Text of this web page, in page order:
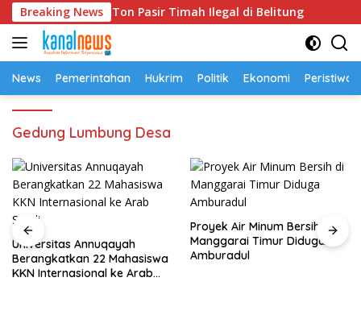
Langsung
ke
konten
Breaking News
52,5 Ton Pasir Timah Ilegal di Belitung
News Pemerintahan Hukrim Politik Ekonomi Peristiwa
Gedung Lumbung Desa
Universitas Annuqayah
Berangkatkan 22 Mahasiswa
KKN Internasional ke Arab
Proyek Air Minum Bersih di
Manggarai Timur Diduga
Amburadul